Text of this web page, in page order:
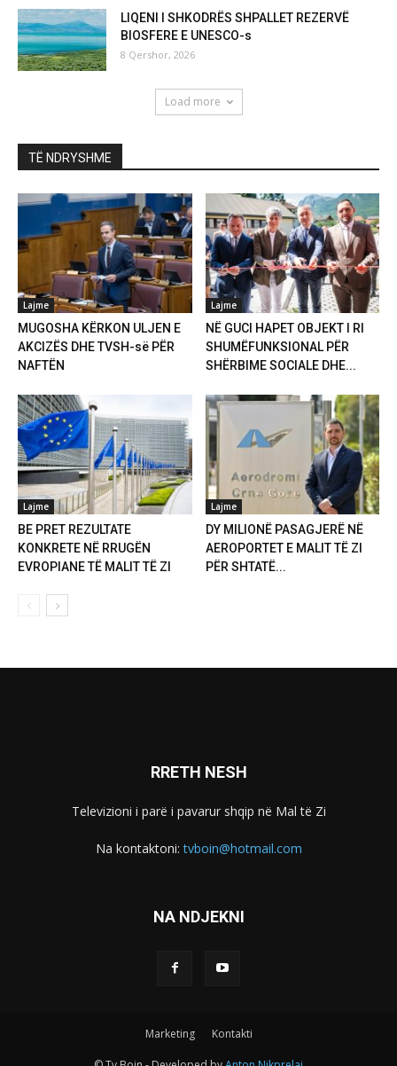
LIQENI I SHKODRËS SHPALLET REZERVË
BIOSFERE E UNESCO-s
8 Qershor, 2026
Load more
TË NDRYSHME
Lajme
MUGOSHA KËRKON ULJEN E
AKCIZËS DHE TVSH-së PËR
NAFTËN
Lajme
NË GUCI HAPET OBJEKT I RI
SHUMËFUNKSIONAL PËR
SHËRBIME SOCIALE DHE...
Lajme
BE PRET REZULTATE
KONKRETE NË RRUGËN
EVROPIANE TË MALIT TË ZI
Lajme
DY MILIONË PASAGJERË NË
AEROPORTET E MALIT TË ZI
PËR SHTATË...
RRETH NESH
Televizioni i parë i pavarur shqip në Mal të Zi
Na kontaktoni:tvboin@hotmail.com
NA NDJEKNI
Marketing Kontakti